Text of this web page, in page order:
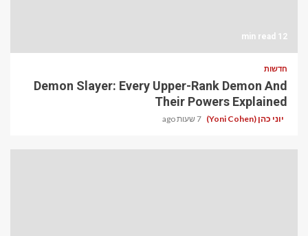
12 min read
חדשות
Demon Slayer: Every Upper-Rank Demon And
Their Powers Explained
יוני כהן (Yoni Cohen) 7 שעות ago